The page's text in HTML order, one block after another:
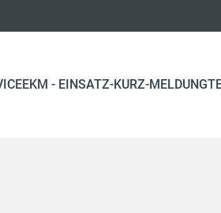
EKM - EINSATZ-KURZ-MELDUNG